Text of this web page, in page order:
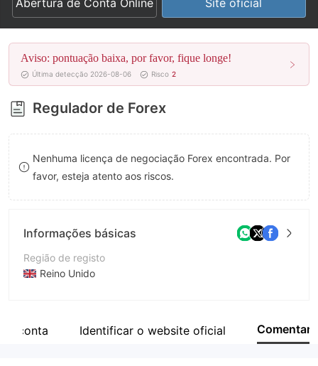
4
5
6
7
8
9
2
3
4
5
6
7
8
4
5
6
7
8
9
Abertura de Conta Online Site oficial
Aviso: pontuação baixa, por favor, fique longe!
Última detecção 2026-08-06 Risco 2
Regulador de Forex
Nenhuma licença de negociação Forex encontrada. Por
favor, esteja atento aos riscos.
Informações básicas
Região de registo
Reino Unido
Empresa
conta Identificar o website oficial Comentar